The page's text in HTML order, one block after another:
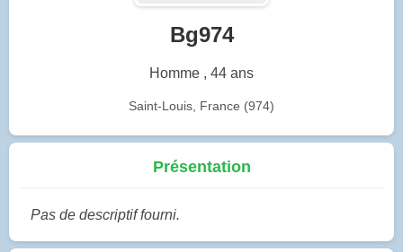
Bg974
Homme , 44 ans
Saint-Louis, France (974)
Présentation
Pas de descriptif fourni.